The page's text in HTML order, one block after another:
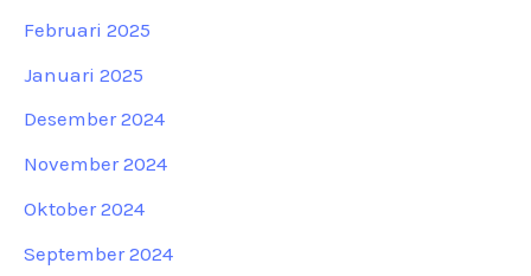
Februari 2025
Januari 2025
Desember 2024
November 2024
Oktober 2024
September 2024